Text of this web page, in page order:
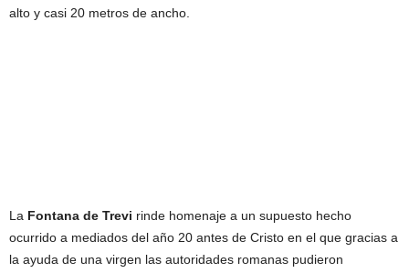
alto y casi 20 metros de ancho.
La Fontana de Trevi rinde homenaje a un supuesto hecho
ocurrido a mediados del año 20 antes de Cristo en el que gracias a
la ayuda de una virgen las autoridades romanas pudieron